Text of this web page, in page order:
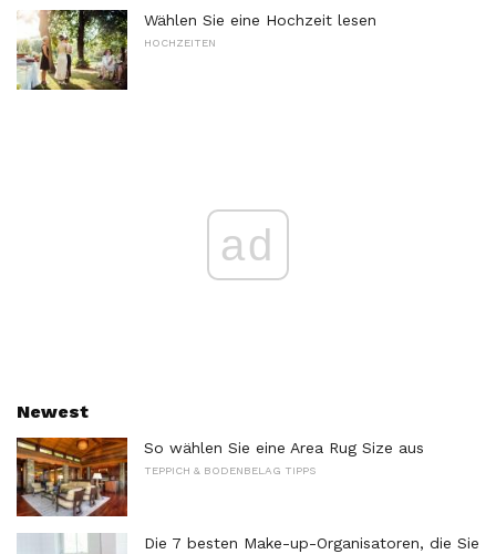
Wählen Sie eine Hochzeit lesen
HOCHZEITEN
ad
Newest
So wählen Sie eine Area Rug Size aus
TEPPICH & BODENBELAG TIPPS
Die 7 besten Make-up-Organisatoren, die Sie